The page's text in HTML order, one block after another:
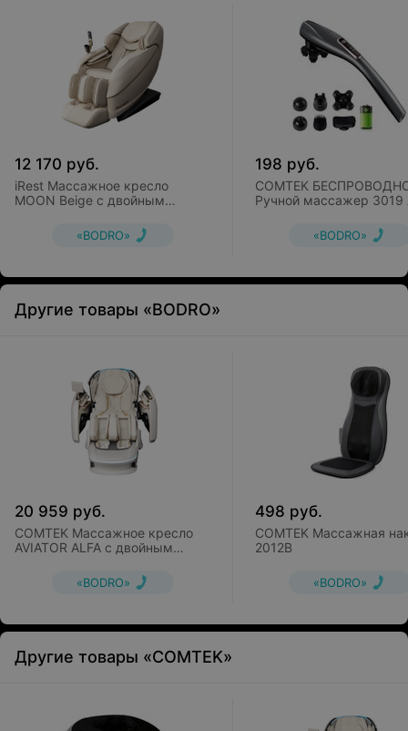
12 170 руб.
iRest Массажное кресло
MOON Beige с двойным
механизмом«BODRO»
198 руб.
COMTEK
Ручной массажер 3019
«BODRO»
Другие товары «BODRO»
20 959 руб.
COMTEK Массажное кресло
AVIATOR ALFA с двойным
механизмом«BODRO»
498 руб.
COMTEK Массажная
2012B
«BODRO»
Другие товары «COMTEK»